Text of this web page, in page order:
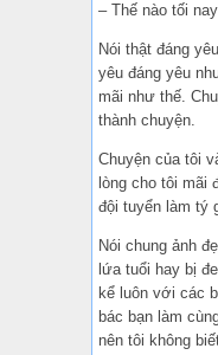
– Thế nào tối
Nói thật đáng
yêu đáng yêu
mãi như thế.
thành chuyện.
Chuyện của tôi
lòng cho tôi mãi
đội tuyển làm tý
Nói chung ảnh
lứa tuổi hay bị
kể luôn với các
bác bạn làm
nên tôi không